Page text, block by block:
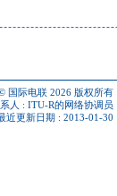
国际电联 2026 版权所有
人 : ITU-R的网络协调员
近更新日期 : 2013-01-30